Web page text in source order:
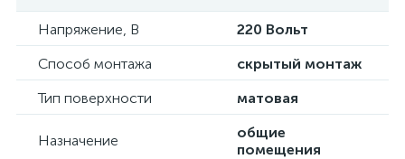
Напряжение, В
220 Вольт
Способ монтажа
скрытый монтаж
Тип поверхности
матовая
Назначение
общие
помещения